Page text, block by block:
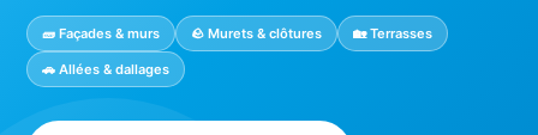
🧱 Façades & murs 🪨 Murets & clôtures 🏡 Terrasses
🚗 Allées & dallages